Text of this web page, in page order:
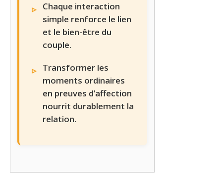
Chaque interaction
simple renforce le lien
et le bien-être du
couple.
Transformer les
moments ordinaires
en preuves d’affection
nourrit durablement la
relation.